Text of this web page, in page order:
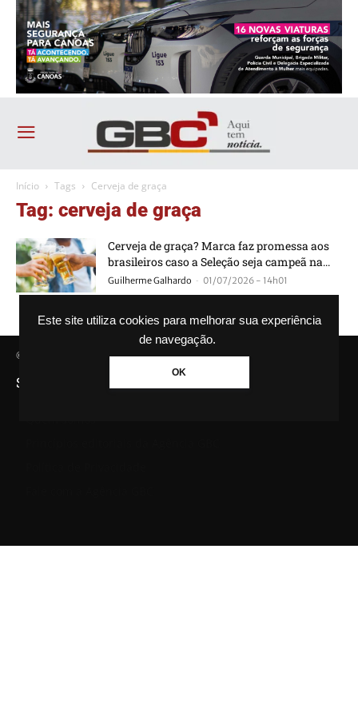
Este site utiliza cookies para melhorar sua experiência
de navegação.
OK
Início Tags Cerveja de graça
Tag: cerveja de graça
Cerveja de graça? Marca faz promessa aos
brasileiros caso a Seleção seja campeã na...
Guilherme Galhardo - 01/07/2026 - 14h01
© Agência GBC. Aqui tem notícia. Todos os direitos reservados.
SAIBA MAIS SOBRE A AGÊNCIA GBC